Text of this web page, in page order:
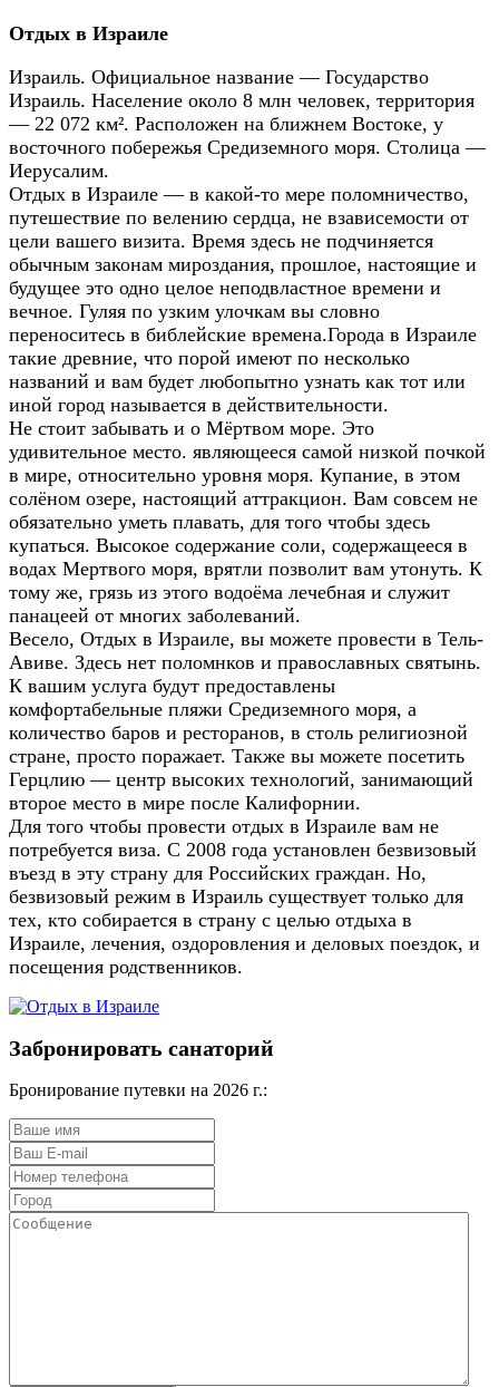
Отдых в Израиле
Израиль. Официальное название — Государство
Израиль. Население около 8 млн человек, территория
— 22 072 км². Расположен на ближнем Востоке, у
восточного побережья Средиземного моря. Столица —
Иерусалим.
Отдых в Израиле — в какой-то мере поломничество,
путешествие по велению сердца, не взависемости от
цели вашего визита. Время здесь не подчиняется
обычным законам мироздания, прошлое, настоящие и
будущее это одно целое неподвластное времени и
вечное. Гуляя по узким улочкам вы словно
переноситесь в библейские времена.Города в Израиле
такие древние, что порой имеют по несколько
названий и вам будет любопытно узнать как тот или
иной город называется в действительности.
Не стоит забывать и о Мёртвом море. Это
удивительное место. являющееся самой низкой почкой
в мире, относительно уровня моря. Купание, в этом
солёном озере, настоящий аттракцион. Вам совсем не
обязательно уметь плавать, для того чтобы здесь
купаться. Высокое содержание соли, содержащееся в
водах Мертвого моря, врятли позволит вам утонуть. К
тому же, грязь из этого водоёма лечебная и служит
панацеей от многих заболеваний.
Весело, Отдых в Израиле, вы можете провести в Тель-
Авиве. Здесь нет поломнков и православных святынь.
К вашим услуга будут предоставлены
комфортабельные пляжи Средиземного моря, а
количество баров и ресторанов, в столь религиозной
стране, просто поражает. Также вы можете посетить
Герцлию — центр высоких технологий, занимающий
второе место в мире после Калифорнии.
Для того чтобы провести отдых в Израиле вам не
потребуется виза. С 2008 года установлен безвизовый
въезд в эту страну для Российских граждан. Но,
безвизовый режим в Израиль существует только для
тех, кто собирается в страну с целью отдыха в
Израиле, лечения, оздоровления и деловых поездок, и
посещения родственников.
Забронировать санаторий
Бронирование путевки на 2026 г.: